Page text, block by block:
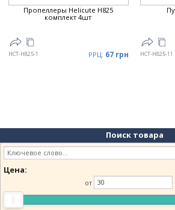
Пропеллеры Helicute H825
комплект 4шт
HCT-H825-1 РРЦ: 67 грн HCT-H825-11
Поиск товара
Цена:
от